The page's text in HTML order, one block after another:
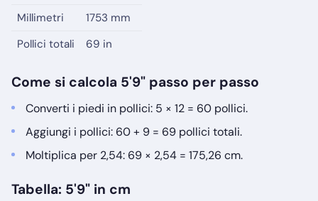
Millimetri
1753 mm
Pollici totali
69 in
Come si calcola 5'9" passo per passo
Converti i piedi in pollici: 5 × 12 = 60 pollici.
Aggiungi i pollici: 60 + 9 = 69 pollici totali.
Moltiplica per 2,54: 69 × 2,54 = 175,26 cm.
Tabella: 5'9" in cm